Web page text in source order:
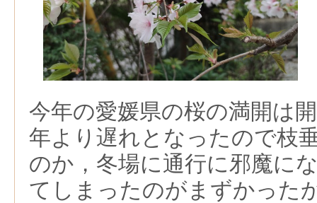
今年の愛媛県の桜の満開は
年より遅れとなったので枝
のか，冬場に通行に邪魔に
てしまったのがまずかった